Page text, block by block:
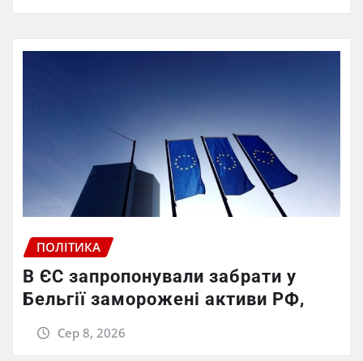
ПОЛІТИКА
В ЄС запропонували забрати у
Бельгії заморожені активи РФ,
Сер 8, 2026